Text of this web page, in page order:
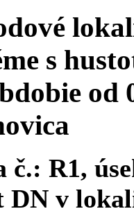
s
od
č.: R1,
DN v